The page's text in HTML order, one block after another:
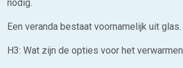
nodig.
Een veranda bestaat voornamelijk uit glas.
H3: Wat zijn de opties voor het